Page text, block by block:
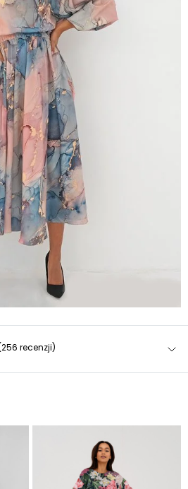
recenzji)
kolory super, moty też.